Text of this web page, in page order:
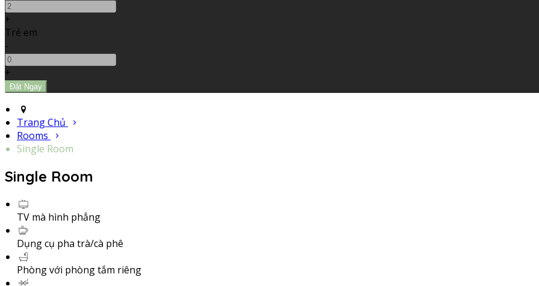
+
Trẻ em
-
+
Trang Chủ
Rooms
Single Room
Single Room
TV mà hình phẳng
Dụng cụ pha trà/cà phê
Phòng với phòng tắm riêng